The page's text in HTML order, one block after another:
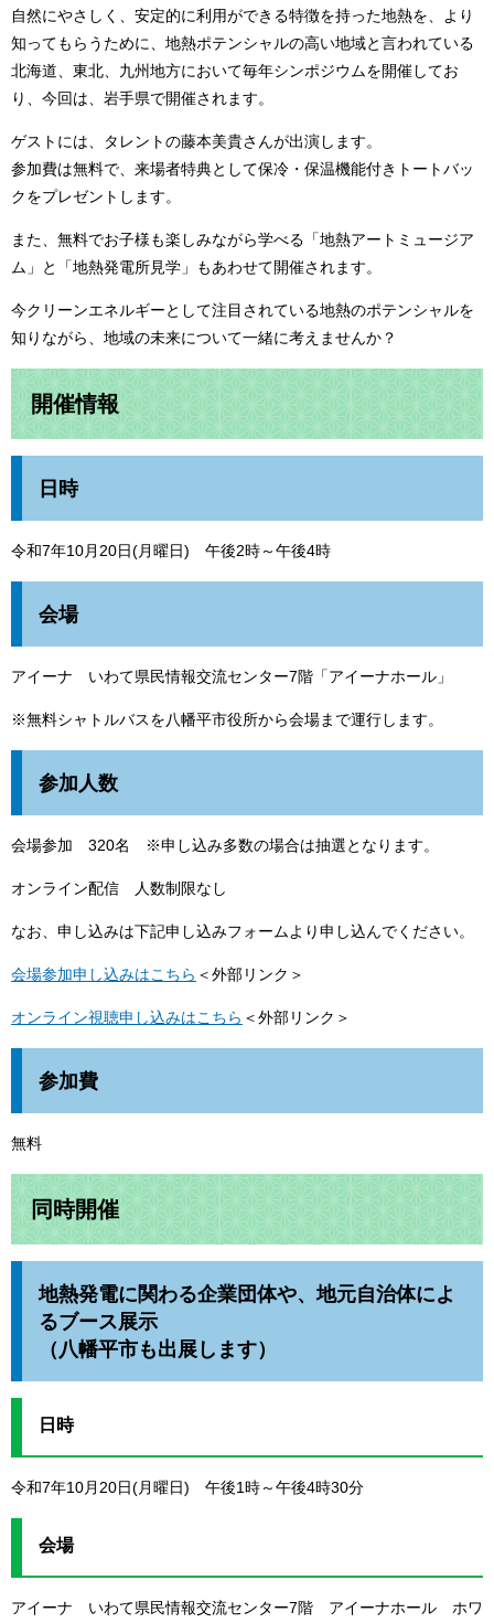
自然にやさしく、安定的に利用ができる特徴を持った地熱を、より
知ってもらうために、地熱ポテンシャルの高い地域と言われている
北海道、東北、九州地方において毎年シンポジウムを開催してお
り、今回は、岩手県で開催されます。
ゲストには、タレントの藤本美貴さんが出演します。
参加費は無料で、来場者特典として保冷・保温機能付きトートバッ
クをプレゼントします。
また、無料でお子様も楽しみながら学べる「地熱アートミュージア
ム」と「地熱発電所見学」もあわせて開催されます。
今クリーンエネルギーとして注目されている地熱のポテンシャルを
知りながら、地域の未来について一緒に考えませんか？
開催情報
日時
令和7年10月20日(月曜日) 午後2時～午後4時
会場
アイーナ いわて県民情報交流センター7階「アイーナホール」
※無料シャトルバスを八幡平市役所から会場まで運行します。
参加人数
会場参加 320名 ※申し込み多数の場合は抽選となります。
オンライン配信 人数制限なし
なお、申し込みは下記申し込みフォームより申し込んでください。
会場参加申し込みはこちら ＜外部リンク＞
オンライン視聴申し込みはこちら ＜外部リンク＞
参加費
無料
同時開催
地熱発電に関わる企業団体や、地元自治体によ
るブース展示
（八幡平市も出展します）
日時
令和7年10月20日(月曜日) 午後1時～午後4時30分
会場
アイーナ いわて県民情報交流センター7階 アイーナホール ホワ